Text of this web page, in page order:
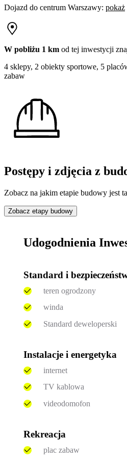
Dojazd do centrum Warszawy: pokaż
W pobliżu 1 km od tej inwestycji
4 sklepy, 2 obiekty sportowe, 5
zabaw
Postępy i zdjęcia z
Zobacz na jakim etapie budowy jest
Zobacz etapy budowy
Udogodnienia
Standard i
teren ogrodzony
winda
Standard deweloperski
Instalacje i energetyka
internet
TV kablowa
videodomofon
Rekreacja
plac zabaw